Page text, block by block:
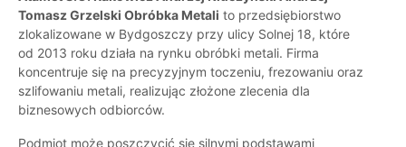
Tomasz Grzelski Obróbka Metali to przedsiębiorstwo
zlokalizowane w Bydgoszczy przy ulicy Solnej 18, które
od 2013 roku działa na rynku obróbki metali. Firma
koncentruje się na precyzyjnym toczeniu, frezowaniu oraz
szlifowaniu metali, realizując złożone zlecenia dla
biznesowych odbiorców.
Podmiot może poszczycić się silnymi podstawami